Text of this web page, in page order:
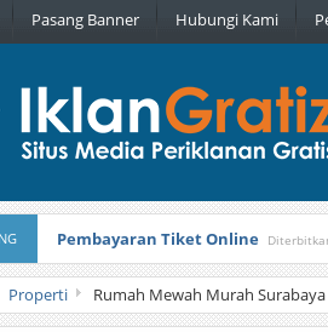
Pasang Banner Hubungi Kami
Pembayaran Tiket Online
Masker Sprilulina Tiens Diterbitkan
Properti Rumah Mewah Murah